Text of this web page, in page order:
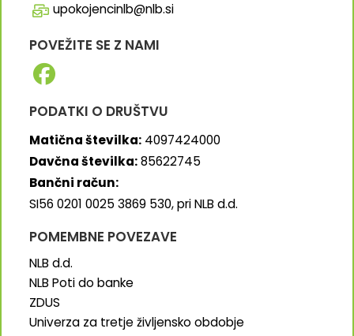
upokojencinlb@nlb.si
POVEŽITE SE Z NAMI
PODATKI O DRUŠTVU
Matična številka:4097424000
Davčna številka:85622745
Bančni račun:
SI56 0201 0025 3869 530, pri NLB d.d.
POMEMBNE POVEZAVE
NLB d.d.
NLB Poti do banke
ZDUS
Univerza za tretje življensko obdobje